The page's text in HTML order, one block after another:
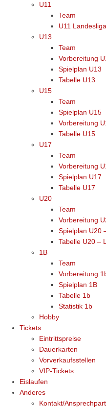
U11
Team
U11
U13
Team
Vorbereitung
Spielplan U13
Tabelle U13
U15
Team
Spielplan U15
Vorbereitung
Tabelle U15
U17
Team
Vorbereitung
Spielplan U17
Tabelle U17
U20
Team
Vorbereitung
Spielplan U20
Tabelle U20 –
1B
Team
Vorbereitung
Spielplan 1B
Tabelle 1b
Statistik 1b
Hobby
Tickets
Eintrittspreise
Dauerkarten
Vorverkaufsstellen
VIP-Tickets
Eislaufen
Anderes
Kontakt/